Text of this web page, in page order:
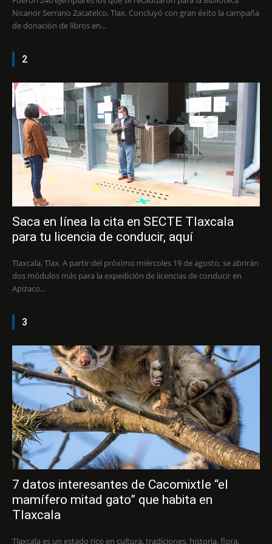
Nicanor Serrano Zacatelco, Tlax. Concluyó con gran éxito la campaña
de donación de libros en...
2
Saca en línea la cita en SECTE Tlaxcala
para tu licencia de conducir, aquí
Tlaxcala, Tlax. A partir del próximo miércoles 19 de agosto, se abrirán
dos módulos más para la expedición de licencias de conducir en
Apizaco...
3
7 datos interesantes de Cacomixtle “el
mamífero mitad gato” que habita en
Tlaxcala
Tlaxcala es un estado rico en cultura, tradiciones, historia, flora,